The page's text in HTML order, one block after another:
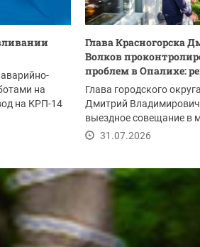
на
на КРП-14
Глава Красногорска
Волков
проблем в Опалихе:
Глава городского
Дмитрий
выездное совещание в
Опалиха после...
31.07.2026